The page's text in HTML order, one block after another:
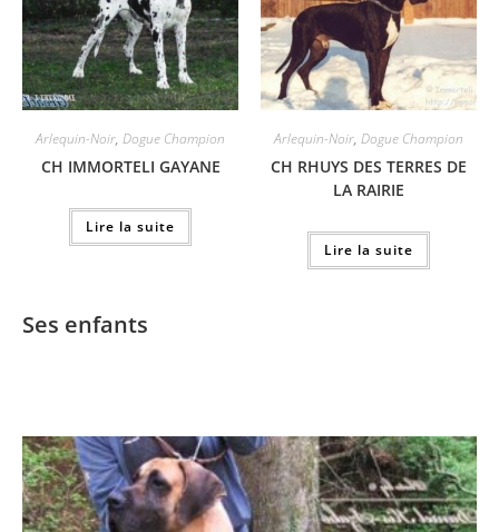
Arlequin-Noir, Dogue Champion
CH IMMORTELI GAYANE
Lire la suite
Arlequin-Noir, Dogue Champion
CH RHUYS DES TERRES DE
LA RAIRIE
Lire la suite
Ses enfants